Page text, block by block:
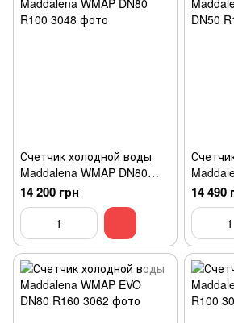
Счетчик холодной воды
Maddalena WMAP DN80
R100
14 200 грн
DN50
14 490